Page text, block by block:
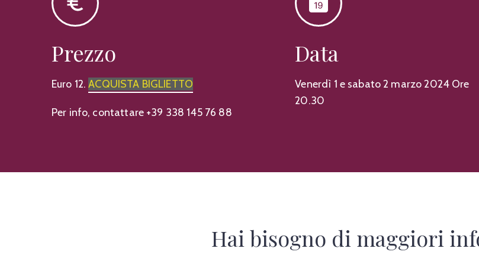
Prezzo
Euro 12.ACQUISTA BIGLIETTO
Per info, contattare +39 338 145 76 88
Data
Venerdì 1 e sabato 2 marzo 2024 Ore
20.30
Hai bisogno di maggiori